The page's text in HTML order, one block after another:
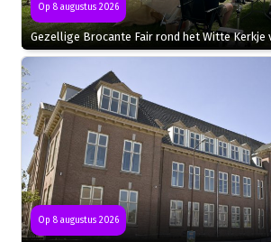
Op 8 augustus 2026
Gezellige Brocante Fair rond het Witte Kerkje
Op 8 augustus 2026